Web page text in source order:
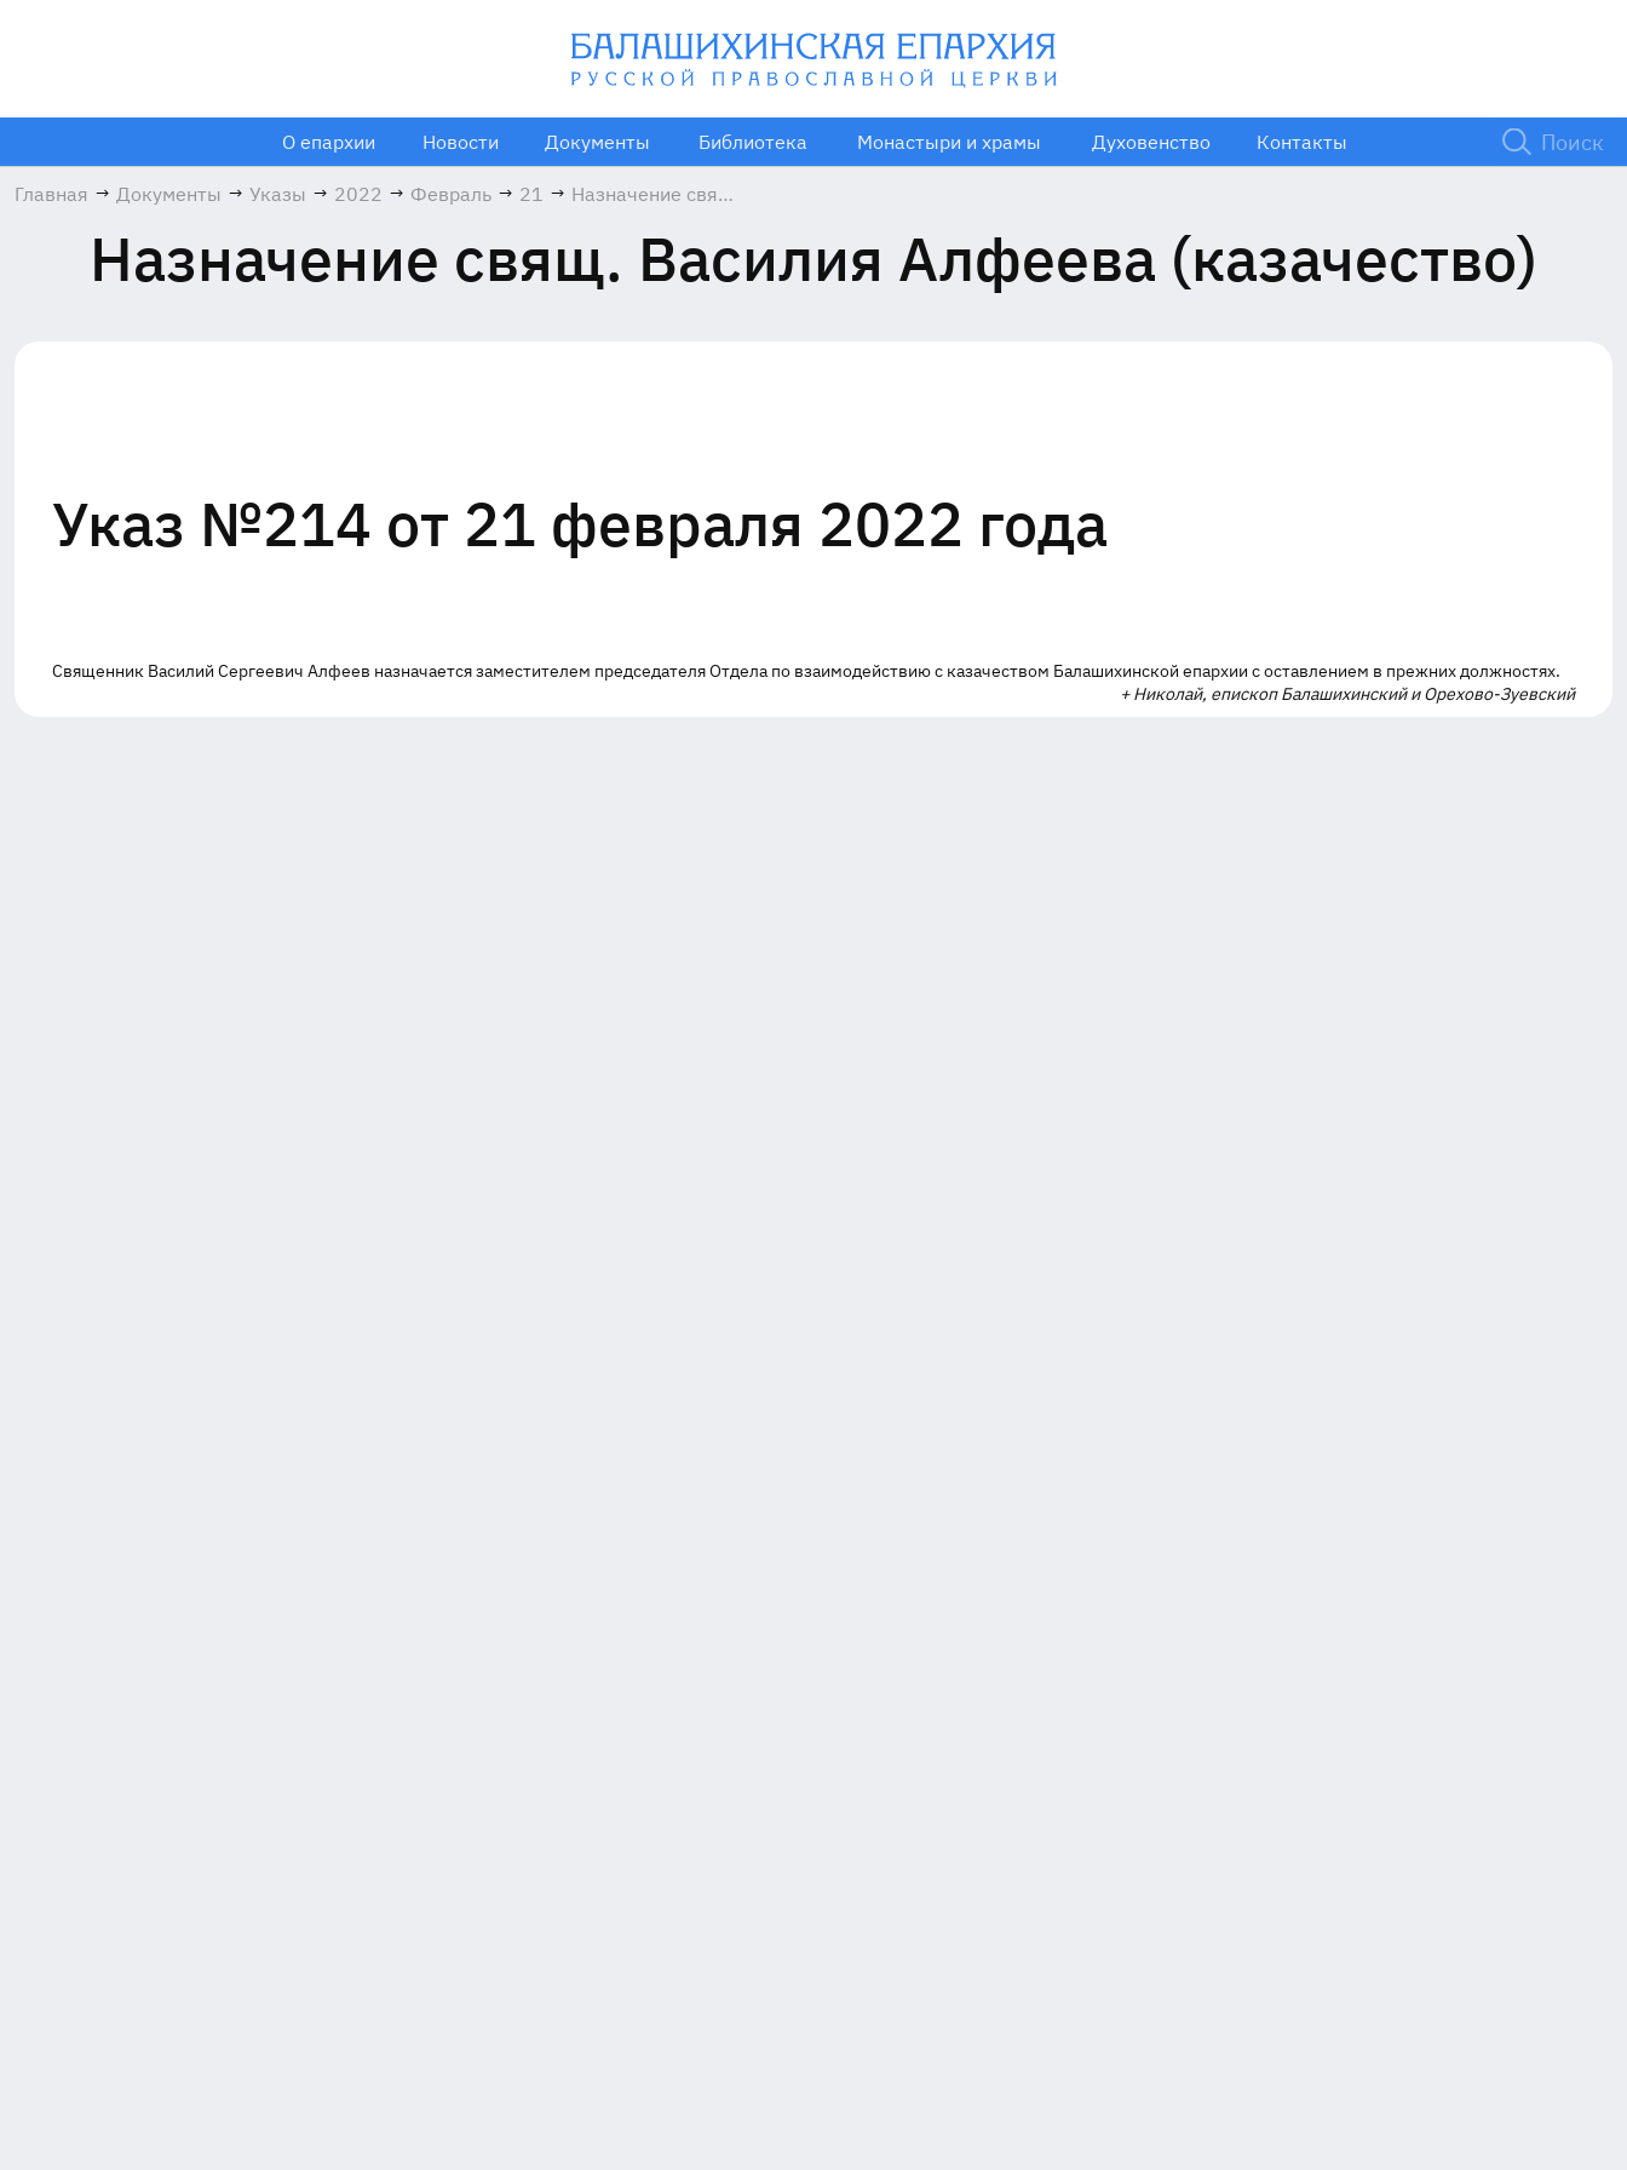
О епархии Новости Документы Библиотека Монастыри и храмы Духовенство Контакты
Главная → Документы → Указы → 2022 → Февраль → 21 → Назначение свящ.
(казачество)
Назначение свящ. Василия Алфеева (казачество)
Указ №214 от 21 февраля 2022 года
Священник Василий Сергеевич Алфеев назначается заместителем председателя Отдела по взаимодействию с казачеством Балашихинской епархии с оставлением в прежних должностях.
+ Николай, епископ Балашихинский и Орехово-Зуевский